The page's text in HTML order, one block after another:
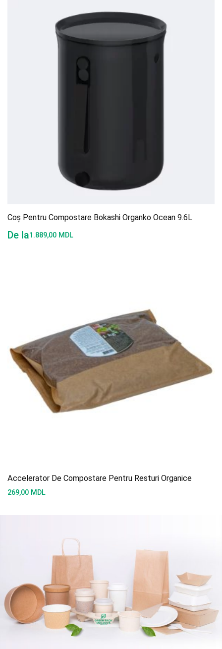
Coș Pentru Compostare Bokashi Organko Ocean 9.6L
De la1.889,00 MDL
Accelerator De Compostare Pentru Resturi Organice
269,00 MDL